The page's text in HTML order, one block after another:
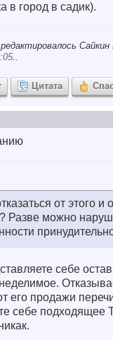
в город в садик).
..
Цитата
от этого и
Разве можно
себе
его продажи
себе подходящее